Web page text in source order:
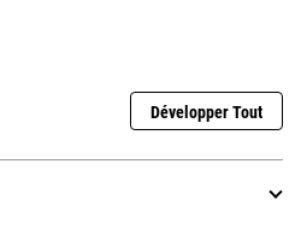
Développer Tout